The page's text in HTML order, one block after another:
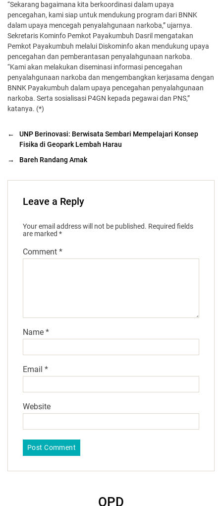
“Sekarang bagaimana kita berkoordinasi dalam upaya
pencegahan, kami siap untuk mendukung program dari BNNK
dalam upaya mencegah penyalahgunaan narkoba,” ujarnya.
Sekretaris Kominfo Pemkot Payakumbuh Dasril mengatakan
Pemkot Payakumbuh melalui Diskominfo akan mendukung upaya
pencegahan dan pemberantasan penyalahgunaan narkoba.
“Kami akan melakukan diseminasi informasi pencegahan
penyalahgunaan narkoba dan mengembangkan kerjasama dengan
BNNK Payakumbuh dalam upaya pencegahan penyalahgunaan
narkoba. Serta sosialisasi P4GN kepada pegawai dan PNS,”
katanya. (*)
←
UNP Berinovasi: Berwisata Sembari Mempelajari Konsep
Fisika di Geopark Lembah Harau
→
Bareh Randang Amak
Leave a Reply
Your email address will not be published. Required fields
are marked *
Comment *
Name *
Email *
Website
OPD